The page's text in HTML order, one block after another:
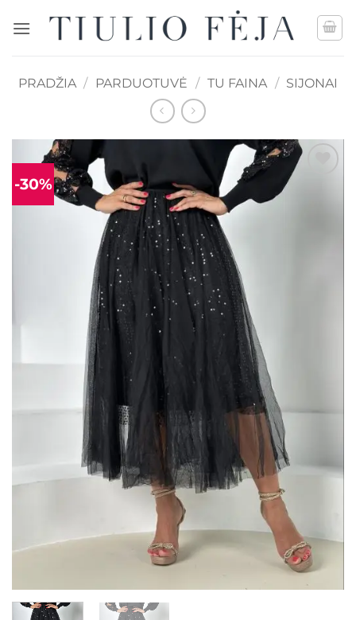
PRADŽIA / PARDUOTUVĖ / TU FAINA / SIJONAI
-30% Mėgstamiausias